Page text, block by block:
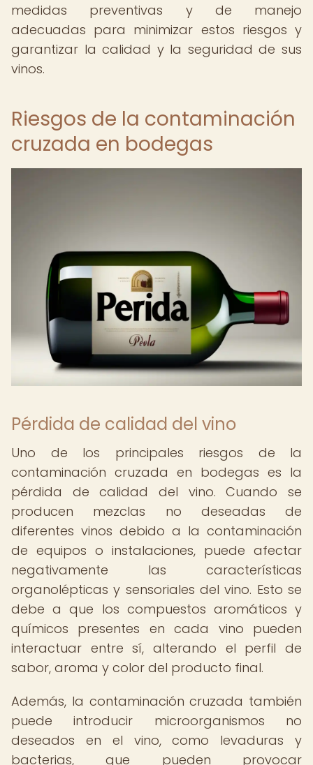
medidas preventivas y de manejo
adecuadas para minimizar estos riesgos y
garantizar la calidad y la seguridad de sus
vinos.
Riesgos de la contaminación
cruzada en bodegas
Pérdida de calidad del vino
Uno de los principales riesgos de la
contaminación cruzada en bodegas es la
pérdida de calidad del vino. Cuando se
producen mezclas no deseadas de
diferentes vinos debido a la contaminación
de equipos o instalaciones, puede afectar
negativamente las características
organolépticas y sensoriales del vino. Esto se
debe a que los compuestos aromáticos y
químicos presentes en cada vino pueden
interactuar entre sí, alterando el perfil de
sabor, aroma y color del producto final.
Además, la contaminación cruzada también
puede introducir microorganismos no
deseados en el vino, como levaduras y
bacterias, que pueden provocar